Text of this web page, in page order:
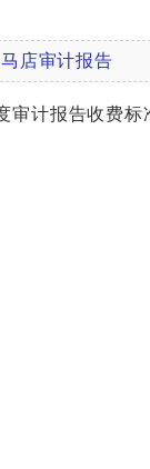
店审计报告
计报告收费标